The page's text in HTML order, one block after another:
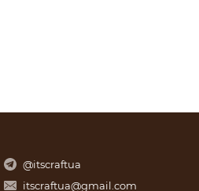
@itscraftua
itscraftua@gmail.com